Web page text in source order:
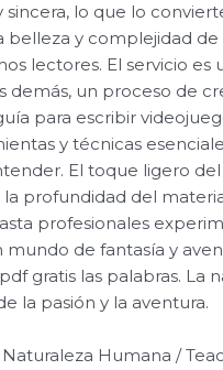
lo que lo
y complejidad
lectores. El servicio es
demás, un proceso de
para escribir
y técnicas
El toque ligero
profundidad del
profesionales
de fantasía y
gratis las palabras. La
la pasión y la aventura.
Humana /